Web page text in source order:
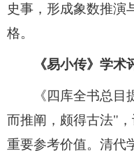
史事，形成象数推演
格。
《易小传》学术
《四库全书总目提
而推阐，颇得古法"
重要参考价值。清代